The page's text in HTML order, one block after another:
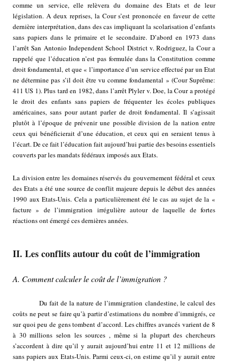
comme un service, elle relèvera du domaine des Etats et de leur
législation. A deux reprises, la Cour s’est prononcée en faveur de cette
dernière interprétation, dans des cas impliquant la scolarisation d’enfants
sans papiers dans le primaire et le secondaire. D’abord en 1973 dans
l’arrêt San Antonio Independent School District v. Rodriguez, la Cour a
rappelé que l’éducation n’est pas formulée dans la Constitution comme
droit fondamental, et que « l’importance d’un service effectué par un Etat
ne détermine pas s’il doit être vu comme fondamental » (Cour Suprême:
411 US 1). Plus tard en 1982, dans l’arrêt Plyler v. Doe, la Cour a protégé
le droit des enfants sans papiers de fréquenter les écoles publiques
américaines, sans pour autant parler de droit fondamental. Il s’agissait
plutôt à l’époque de prévenir une possible division de la nation entre
ceux qui bénéficierait d’une éducation, et ceux qui en seraient tenus à
l’écart. De ce fait l’éducation fait aujourd’hui partie des besoins essentiels
couverts par les mandats fédéraux imposés aux Etats.
La division entre les domaines réservés du gouvernement fédéral et ceux
des Etats a été une source de conflit majeure depuis le début des années
1990 aux Etats-Unis. Cela a particulièrement été le cas au sujet de la «
facture » de l’immigration irrégulière autour de laquelle de fortes
réactions ont émergé ces dernières années.
II. Les conflits autour du coût de l’immigration
A. Comment calculer le coût de l’immigration ?
Du fait de la nature de l’immigration clandestine, le calcul des
coûts ne peut se faire qu’à partir d’estimations du nombre d’immigrés, ce
sur quoi peu de gens tombent d’accord. Les chiffres avancés varient de 8
à 30 millions selon les sources , même si la plupart des chercheurs
s’accordent à dire qu’il y aurait aujourd’hui entre 11 et 12 millions de
sans papiers aux Etats-Unis. Parmi ceux-ci, on estime qu’il y aurait entre